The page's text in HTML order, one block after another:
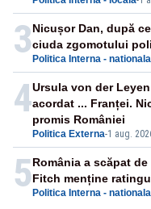
3 Politica Interna - nationala
Nicușor Dan, după
ciuda zgomotului
4
Politica Externa-1 aug.
Ursula von der
acordat ... Franței.
promis României
5 Politica Interna - nationala
România a scăpat
Fitch menține